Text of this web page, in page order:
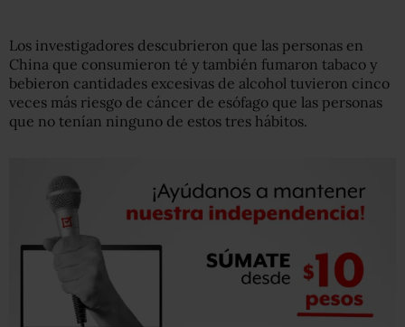
Los investigadores descubrieron que las personas en
China que consumieron té y también fumaron tabaco y
bebieron cantidades excesivas de alcohol tuvieron cinco
veces más riesgo de cáncer de esófago que las personas
que no tenían ninguno de estos tres hábitos.